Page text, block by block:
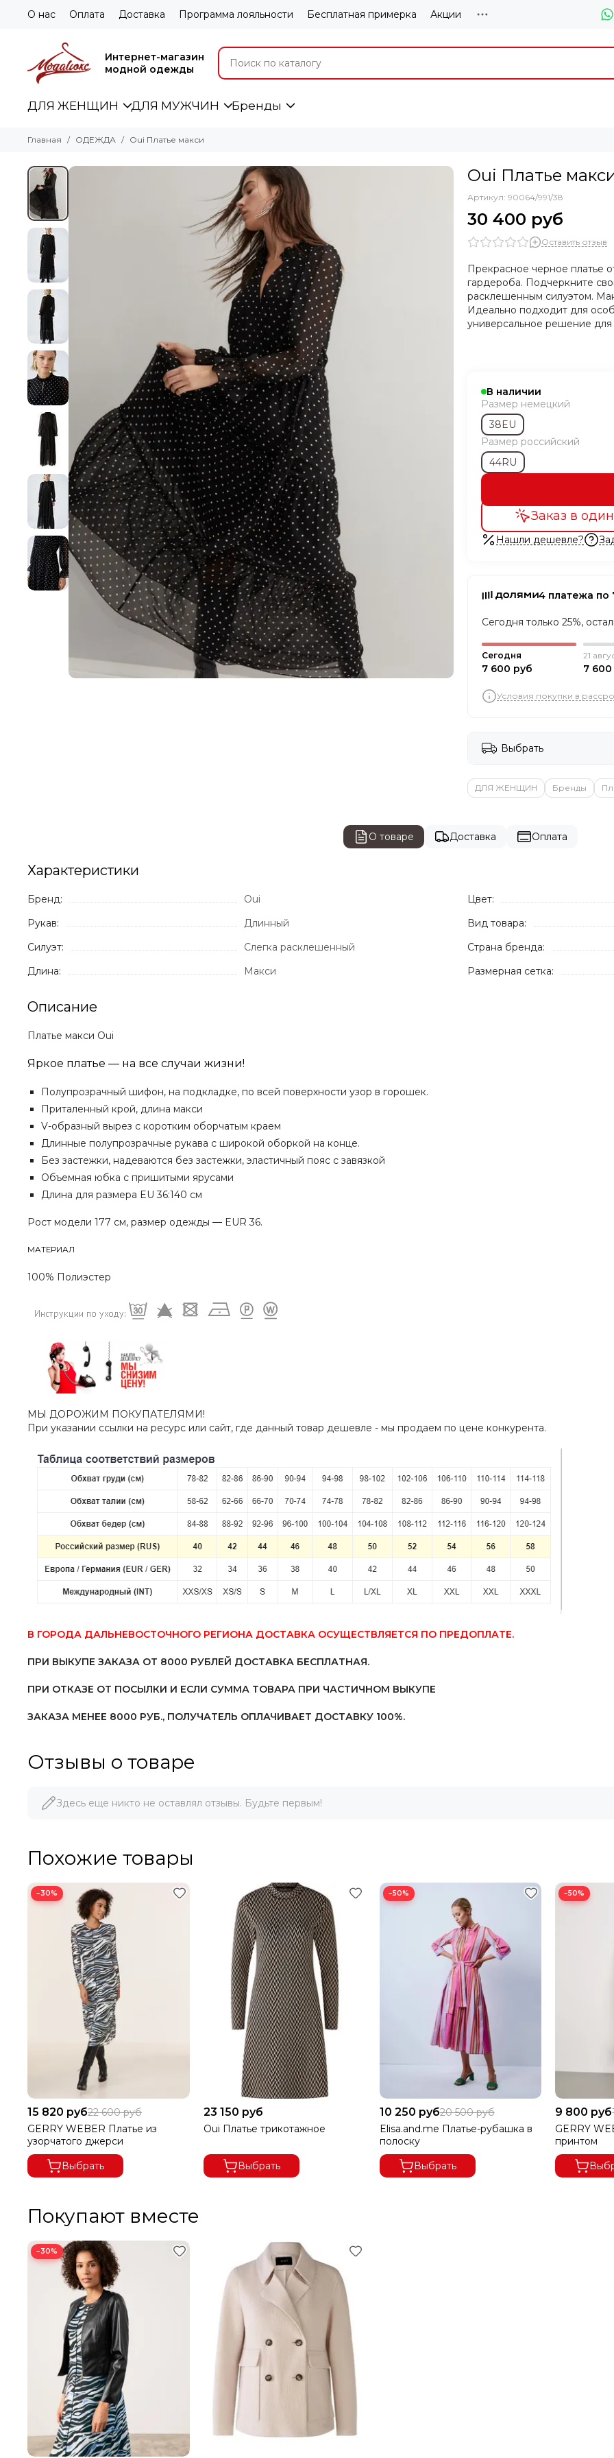
О нас Оплата Доставка Программа лояльности Бесплатная примерка Акции
Интернет-магазин
модной одежды
ДЛЯ ЖЕНЩИН ДЛЯ МУЖЧИН Бренды
Главная ОДЕЖДА Oui Платье макси
Oui Платье
Артикул: 90064/991/38
30 400 руб
Оставить отзыв
Прекрасное черное платье
гардероба. Подчеркните
расклешенным силуэтом.
Идеально подходит для
универсальное решение
В наличии
Размер немецкий
38EU
Размер российский
44RU
Заказ в
Нашли дешевле?
4 платежа по
Сегодня только 25%,
Сегодня
7 600 руб
21
7 600
Условия покупки в
Выбрать
ДЛЯ ЖЕНЩИН Бренды
О товаре Доставка Оплата
Характеристики
Бренд:
Oui
Рукав:
Длинный
Силуэт:
Слегка расклешенный
Длина:
Макси
Цвет:
Вид товара:
Страна бренда:
Размерная сетка:
Описание
Платье макси Oui
Яркое платье — на все случаи жизни!
Полупрозрачный шифон, на подкладке, по всей поверхности узор в горошек.
Приталенный крой, длина макси
V-образный вырез с коротким оборчатым краем
Длинные полупрозрачные рукава с широкой оборкой на конце.
Без застежки, надеваются без застежки, эластичный пояс с завязкой
Объемная юбка с пришитыми ярусами
Длина для размера EU 36:140 см
Рост модели 177 см, размер одежды — EUR 36.
МАТЕРИАЛ
100% Полиэстер
МЫ ДОРОЖИМ ПОКУПАТЕЛЯМИ!
При указании ссылки на ресурс или сайт, где данный товар дешевле - мы продаем по цене конкурента.
В ГОРОДА ДАЛЬНЕВОСТОЧНОГО РЕГИОНА ДОСТАВКА ОСУЩЕСТВЛЯЕТСЯ ПО ПРЕДОПЛАТЕ.
ПРИ ВЫКУПЕ ЗАКАЗА ОТ 8000 РУБЛЕЙ ДОСТАВКА БЕСПЛАТНАЯ.
ПРИ ОТКАЗЕ ОТ ПОСЫЛКИ И ЕСЛИ СУММА ТОВАРА ПРИ ЧАСТИЧНОМ ВЫКУПЕ
ЗАКАЗА МЕНЕЕ 8000 РУБ., ПОЛУЧАТЕЛЬ ОПЛАЧИВАЕТ ДОСТАВКУ 100%.
Отзывы о товаре
Здесь еще никто не оставлял отзывы. Будьте первым!
Похожие товары
−30%
15 820 руб22 600 руб
GERRY WEBER Платье из
узорчатого джерси
Выбрать
23 150 руб
Oui Платье трикотажное
Выбрать
−50%
10 250 руб20 500 руб
Elisa.and.me Платье-рубашка в
полоску
Выбрать
−50%
9 800 руб
GERRY
принтом
Покупают вместе
−30%